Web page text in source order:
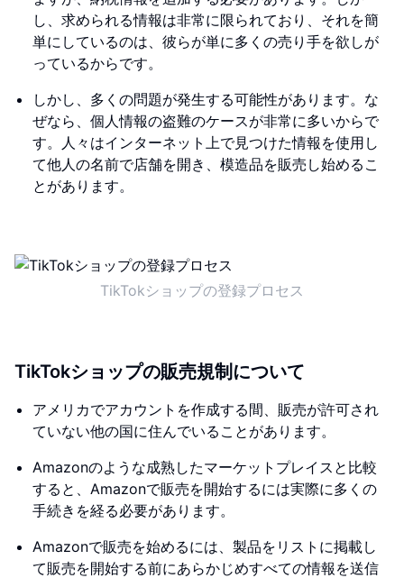
し、求められる情報は非常に限られており、それを簡
単にしているのは、彼らが単に多くの売り手を欲しが
っているからです。
しかし、多くの問題が発生する可能性があります。な
ぜなら、個人情報の盗難のケースが非常に多いからで
す。人々はインターネット上で見つけた情報を使用し
て他人の名前で店舗を開き、模造品を販売し始めるこ
とがあります。
TikTokショップの登録プロセス
TikTokショップの販売規制について
アメリカでアカウントを作成する間、販売が許可され
ていない他の国に住んでいることがあります。
Amazonのような成熟したマーケットプレイスと比較
すると、Amazonで販売を開始するには実際に多くの
手続きを経る必要があります。
Amazonで販売を始めるには、製品をリストに掲載し
て販売を開始する前にあらかじめすべての情報を送信